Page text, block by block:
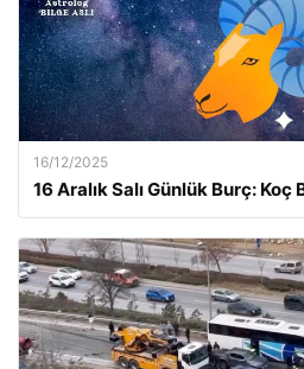
16/12/2025
16 Aralık Salı Günlük Burç: Koç